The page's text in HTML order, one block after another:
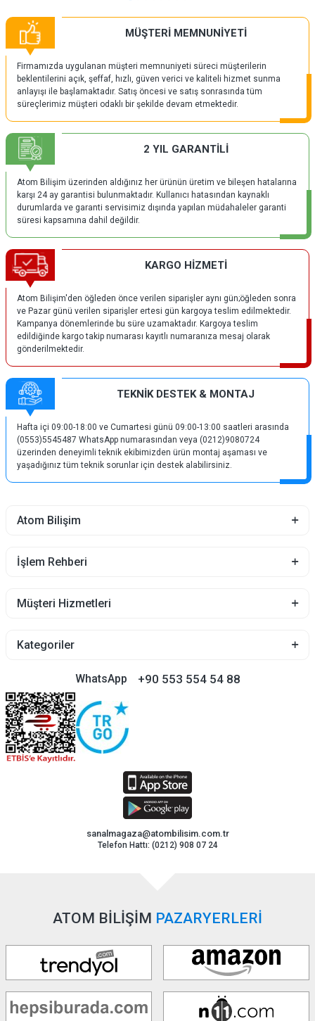
MÜŞTERİ MEMNUNİYETİ
Firmamızda uygulanan müşteri memnuniyeti süreci müşterilerin
beklentilerini açık, şeffaf, hızlı, güven verici ve kaliteli hizmet sunma
anlayışı ile başlamaktadır. Satış öncesi ve satış sonrasında tüm
süreçlerimiz müşteri odaklı bir şekilde devam etmektedir.
2 YIL GARANTİLİ
Atom Bilişim üzerinden aldığınız her ürünün üretim ve bileşen hatalarına
karşı 24 ay garantisi bulunmaktadır. Kullanıcı hatasından kaynaklı
durumlarda ve garanti servisimiz dışında yapılan müdahaleler garanti
süresi kapsamına dahil değildir.
KARGO HİZMETİ
Atom Bilişim'den öğleden önce verilen siparişler aynı gün;öğleden sonra
ve Pazar günü verilen siparişler ertesi gün kargoya teslim edilmektedir.
Kampanya dönemlerinde bu süre uzamaktadır. Kargoya teslim
edildiğinde kargo takip numarası kayıtlı numaranıza mesaj olarak
gönderilmektedir.
TEKNİK DESTEK & MONTAJ
Hafta içi 09:00-18:00 ve Cumartesi günü 09:00-13:00 saatleri arasında
(0553)5545487 WhatsApp numarasından veya (0212)9080724
üzerinden deneyimli teknik ekibimizden ürün montaj aşaması ve
yaşadığınız tüm teknik sorunlar için destek alabilirsiniz.
Atom Bilişim
İşlem Rehberi
Müşteri Hizmetleri
Kategoriler
WhatsApp +90 553 554 54 88
sanalmagaza@atombilisim.com.tr
Telefon Hattı: (0212) 908 07 24
ATOM BİLİŞİM PAZARYERLERİ